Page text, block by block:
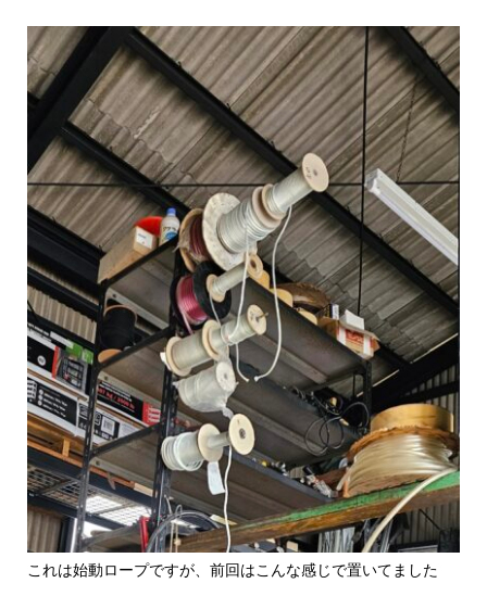
これは始動ロープですが、前回はこんな感じで置いてました